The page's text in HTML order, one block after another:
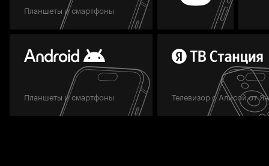
Планшеты и смартфоны
Планшеты и смартфоны Телевизор с Алисой от